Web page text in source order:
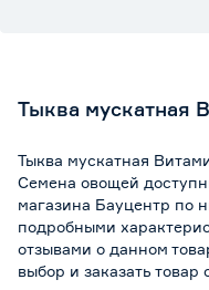
Тыква мускатная
Тыква мускатная
Семена овощей
магазина Бауцентр по
подробными
отзывами о данном
выбор и заказать товар